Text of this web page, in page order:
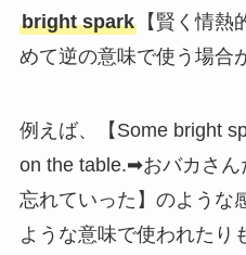
bright spark【賢く情熱
めて逆の意味で使う場合
例えば、【Some bright
on the table.➡おバカさん
忘れていった】のような
ような意味で使われたり